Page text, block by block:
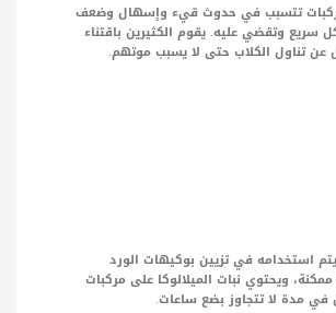
مركبات تتسبب في حدوث قيء وإسهال وضعف
وتقضي عليه. يقوم الكثيرين باقتناء
عن تناول الكلاب حتى لا يسبب موتهم.
استخدامه في تزيين بوكيهات الورد
ويحتوي نبات الميلالوكا على مركبات
مدة لا تتجاوز بضع ساعات.